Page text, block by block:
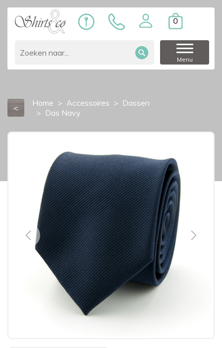
0
Menu
< Home Accessoires
Dassen
Das Navy
Previous Next